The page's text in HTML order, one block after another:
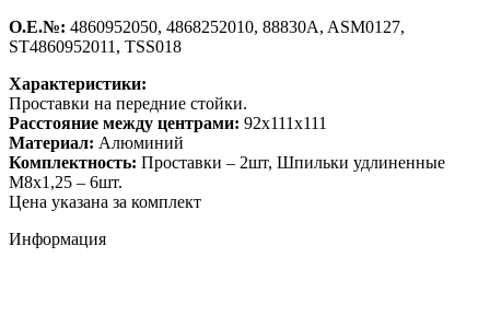
О.Е.№: 4860952050, 4868252010, 88830A, ASM0127,
ST4860952011, TSS018
Характеристики:
Проставки на передние стойки.
Расстояние между центрами: 92х111х111
Материал: Алюминий
Комплектность: Проставки – 2шт, Шпильки удлиненные
М8х1,25 – 6шт.
Цена указана за комплект
Информация